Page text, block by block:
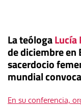
La teólogaLucía
de diciembre en
sacerdocio
mundial
En su conferencia,